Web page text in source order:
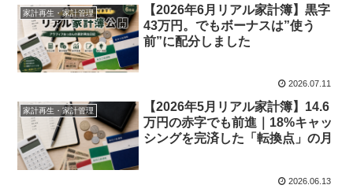
家計再生・家計管理
【2026年6月リアル家計簿】黒字
43万円。でもボーナスは”使う
前”に配分しました
2026.07.11
家計再生・家計管理
【2026年5月リアル家計簿】14.6
万円の赤字でも前進｜18%キャッ
シングを完済した「転換点」の月
2026.06.13